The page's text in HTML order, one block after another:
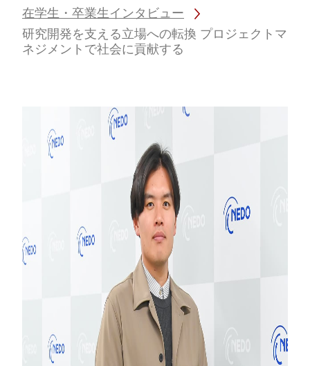
在学生・卒業生インタビュー
研究開発を支える立場への転換 プロジェクトマ
ネジメントで社会に貢献する